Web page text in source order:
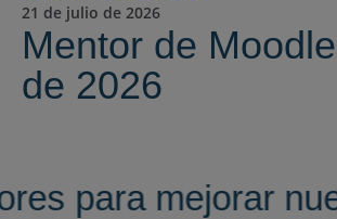
21 de julio de 2026
Mentor de
de 2026
para mejorar